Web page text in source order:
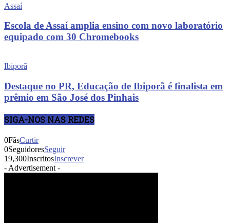
Assaí
Escola de Assaí amplia ensino com novo laboratório
equipado com 30 Chromebooks
Ibiporã
Destaque no PR, Educação de Ibiporã é finalista em
prêmio em São José dos Pinhais
SIGA-NOS NAS REDES
0FãsCurtir
0SeguidoresSeguir
19,300InscritosInscrever
- Advertisement -